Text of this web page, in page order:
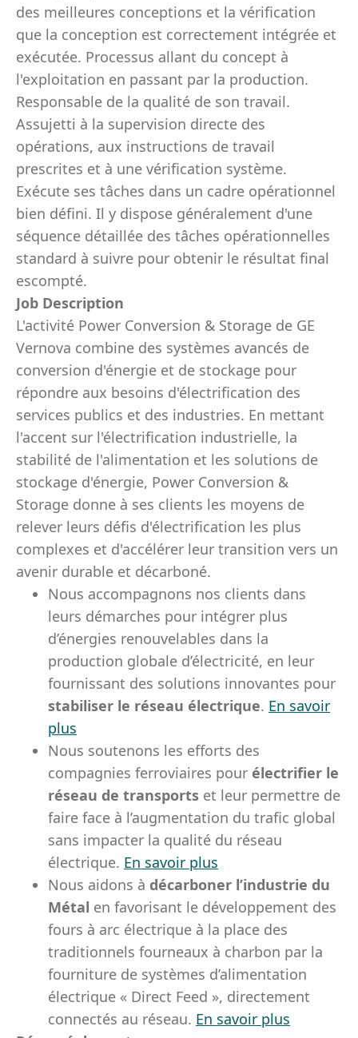
des meilleures conceptions et la vérification
que la conception est correctement intégrée et
exécutée. Processus allant du concept à
l'exploitation en passant par la production.
Responsable de la qualité de son travail.
Assujetti à la supervision directe des
opérations, aux instructions de travail
prescrites et à une vérification système.
Exécute ses tâches dans un cadre opérationnel
bien défini. Il y dispose généralement d'une
séquence détaillée des tâches opérationnelles
standard à suivre pour obtenir le résultat final
escompté.
Job Description
L'activité Power Conversion & Storage de GE
Vernova combine des systèmes avancés de
conversion d'énergie et de stockage pour
répondre aux besoins d'électrification des
services publics et des industries. En mettant
l'accent sur l'électrification industrielle, la
stabilité de l'alimentation et les solutions de
stockage d'énergie, Power Conversion &
Storage donne à ses clients les moyens de
relever leurs défis d'électrification les plus
complexes et d'accélérer leur transition vers un
avenir durable et décarboné.
Nous accompagnons nos clients dans
leurs démarches pour intégrer plus
d’énergies renouvelables dans la
production globale d’électricité, en leur
fournissant des solutions innovantes pour
stabiliser le réseau électrique. En savoir
plus
Nous soutenons les efforts des
compagnies ferroviaires pour électrifier le
réseau de transports et leur permettre de
faire face à l’augmentation du trafic global
sans impacter la qualité du réseau
électrique. En savoir plus
Nous aidons à décarboner l’industrie du
Métal en favorisant le développement des
fours à arc électrique à la place des
traditionnels fourneaux à charbon par la
fourniture de systèmes d’alimentation
électrique « Direct Feed », directement
connectés au réseau. En savoir plus